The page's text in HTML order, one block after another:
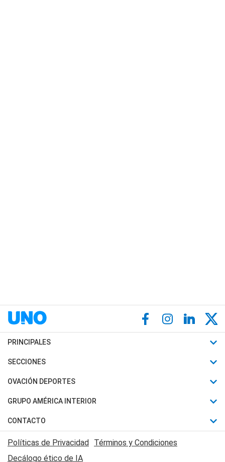
PRINCIPALES
Últimas Noticias
Política
Judiciales
Economia
SECCIONES
Horóscopo
Motores
Trucos caseros
Series y Películas
OVACIÓN DEPORTES
Fútbol
Mundial
Automovilismo
Rugby
GRUPO AMÉRICA INTERIOR
Canal 7 en Vivo
CONTACTO
Acerca de Nosotros
Contactanos
Políticas de Privacidad Términos y Condiciones
Decálogo ético de IA